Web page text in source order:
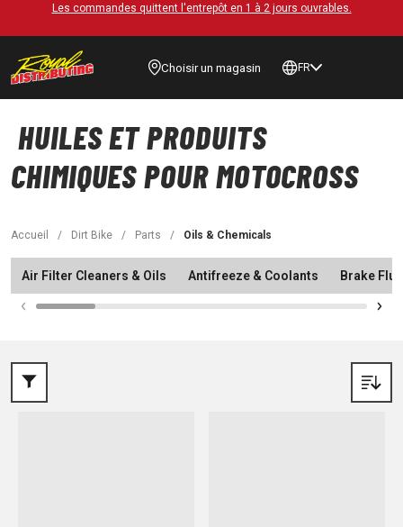
Les commandes quittent l'entrepôt en 1 à 2 jours ouvrables.
Choisir un magasin FR
HUILES ET PRODUITS
CHIMIQUES POUR MOTOCROSS
Accueil / Dirt Bike / Parts / Oils & Chemicals
Air Filter Cleaners & Oils Antifreeze & Coolants Brake